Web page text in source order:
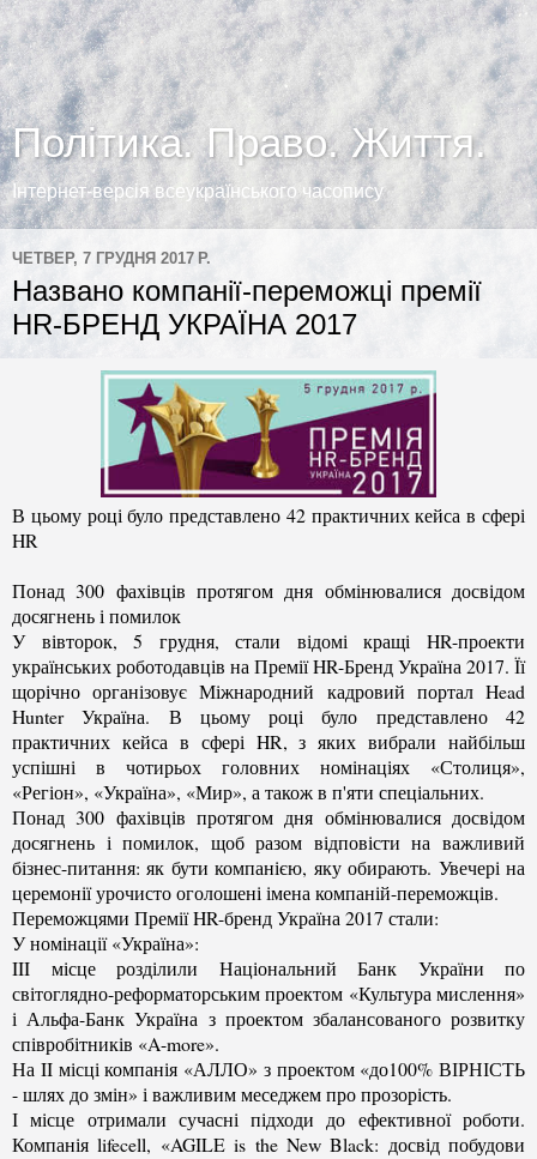
Політика. Право. Життя.
Інтернет-версія всеукраїнського часопису
ЧЕТВЕР, 7 ГРУДНЯ 2017 Р.
Названо компанії-переможці премії
HR-БРЕНД УКРАЇНА 2017
В цьому році було представлено 42 практичних кейса в сфері
HR
Понад 300 фахівців протягом дня обмінювалися досвідом
досягнень і помилок
У вівторок, 5 грудня, стали відомі кращі HR-проекти
українських роботодавців на Премії HR-Бренд Україна 2017. Її
щорічно організовує Міжнародний кадровий портал Head
Hunter Україна. В цьому році було представлено 42
практичних кейса в сфері HR, з яких вибрали найбільш
успішні в чотирьох головних номінаціях «Столиця»,
«Регіон», «Україна», «Мир», а також в п'яти спеціальних.
Понад 300 фахівців протягом дня обмінювалися досвідом
досягнень і помилок, щоб разом відповісти на важливий
бізнес-питання: як бути компанією, яку обирають. Увечері на
церемонії урочисто оголошені імена компаній-переможців.
Переможцями Премії HR-бренд Україна 2017 стали:
У номінації «Україна»:
III місце розділили Національний Банк України по
світоглядно-реформаторським проектом «Культура мислення»
і Альфа-Банк Україна з проектом збалансованого розвитку
співробітників «A-more».
На II місці компанія «АЛЛО» з проектом «до100% ВІРНІСТЬ
- шлях до змін» і важливим меседжем про прозорість.
І місце отримали сучасні підходи до ефективної роботи.
Компанія lifecell, «AGILE is the New Black: досвід побудови